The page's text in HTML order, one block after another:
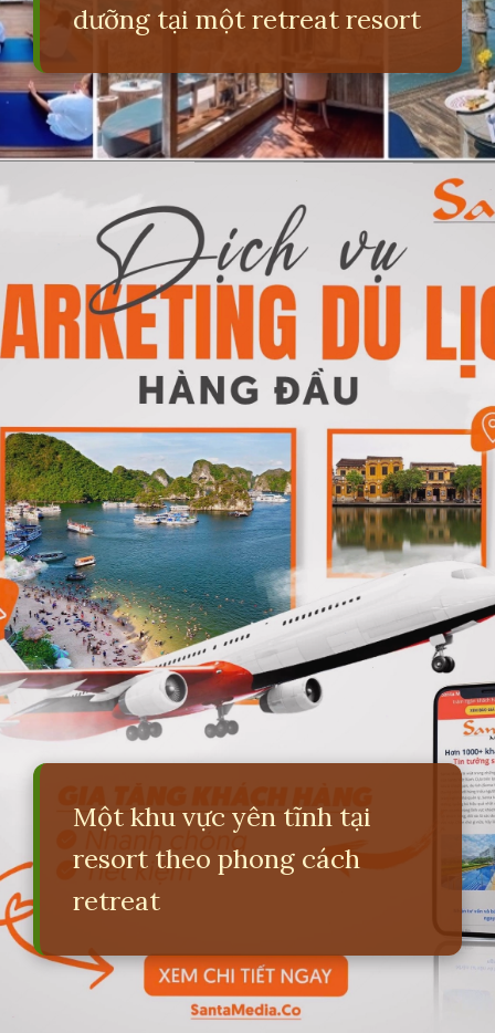
dưỡng tại một retreat resort
Một khu vực yên tĩnh tại
resort theo phong cách
retreat